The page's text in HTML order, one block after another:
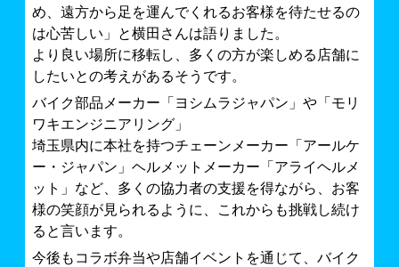
め、遠方から足を運んでくれるお客様を待たせるの
は心苦しい」と横田さんは語りました。
より良い場所に移転し、多くの方が楽しめる店舗に
したいとの考えがあるそうです。
バイク部品メーカー「ヨシムラジャパン」や「モリ
ワキエンジニアリング」
埼玉県内に本社を持つチェーンメーカー「アールケ
ー・ジャパン」ヘルメットメーカー「アライヘルメ
ット」など、多くの協力者の支援を得ながら、お客
様の笑顔が見られるように、これからも挑戦し続け
ると言います。
今後もコラボ弁当や店舗イベントを通じて、バイク